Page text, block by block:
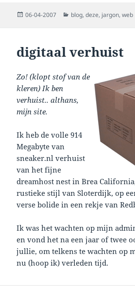
Posted
06-04-2007 Categories
blog,deze, jargon,web
digitaal verhuist
Zo! (klopt stof van de
kleren) Ik ben
verhuist.. althans,
mijn site.
Ik heb de volle 914
Megabyte van
sneaker.nl verhuist
van het fijne
dreamhost nest in Brea
rustieke stijl van Sloterdijk, op
verse bolide in een rekje van
Ik was het wachten op mijn
en vond het na een jaar of twee
jullie, om telkens te wachten op
nu (hoop ik) verleden tijd.